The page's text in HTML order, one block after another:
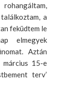
a
feküdtem le
elmegyek
Aztán
március 15-e
terv’